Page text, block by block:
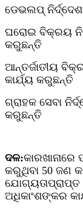
ଡେଭଲପ୍
ଘରୋଇ ବିକ୍ରୟ
କରୁଛନ୍ତି
ଆନ୍ତର୍ଜାତୀୟ
କାର୍ଯ୍ୟ କରୁଛନ୍ତି
ଗ୍ରାହକ ସେବା
କରୁଛନ୍ତି
ଦଳ:
କରୁଥିବା 50 ଜଣ
ଅଧିକାଂଶଙ୍କର